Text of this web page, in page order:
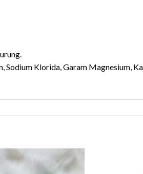
Sodium Klorida, Garam Magnesium,